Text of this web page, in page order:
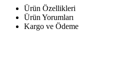
Ürün Özellikleri
Ürün Yorumları
Kargo ve Ödeme